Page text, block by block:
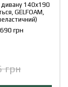
140x190
GELFOAM,
грн
грн